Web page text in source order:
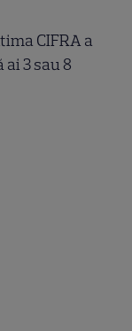
CIFRA a
ai 3 sau 8